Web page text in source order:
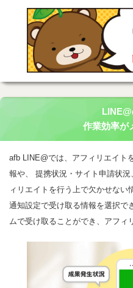
作業効率が
afb LINE@では、アフィリエイト
報や、 提携状況・サイト申請状
ィリエイトを行う上で欠かせない
通知設定で受け取る情報を選択で
ムで受け取ることができ、アフィ